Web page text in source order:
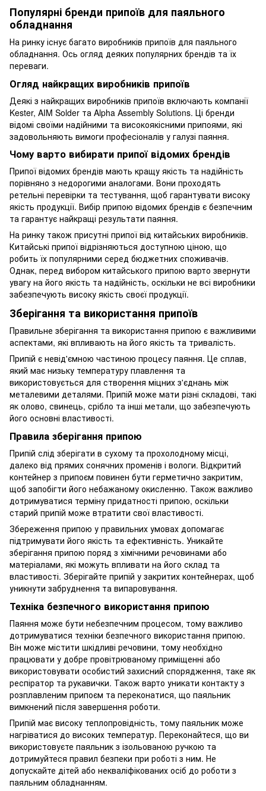
Популярні бренди припоїв для паяльного
обладнання
На ринку існує багато виробників припоїв для паяльного
обладнання. Ось огляд деяких популярних брендів та їх
переваги.
Огляд найкращих виробників припоїв
Деякі з найкращих виробників припоїв включають компанії
Kester, AIM Solder та Alpha Assembly Solutions. Ці бренди
відомі своїми надійними та високоякісними припоями, які
задовольняють вимоги професіоналів у галузі паяння.
Чому варто вибирати припої відомих брендів
Припої відомих брендів мають кращу якість та надійність
порівняно з недорогими аналогами. Вони проходять
ретельні перевірки та тестування, щоб гарантувати високу
якість продукції. Вибір припою відомих брендів є безпечним
та гарантує найкращі результати паяння.
На ринку також присутні припої від китайських виробників.
Китайські припої відрізняються доступною ціною, що
робить їх популярними серед бюджетних споживачів.
Однак, перед вибором китайського припою варто звернути
увагу на його якість та надійність, оскільки не всі виробники
забезпечують високу якість своєї продукції.
Зберігання та використання припоїв
Правильне зберігання та використання припою є важливими
аспектами, які впливають на його якість та тривалість.
Припій є невід'ємною частиною процесу паяння. Це сплав,
який має низьку температуру плавлення та
використовується для створення міцних з'єднань між
металевими деталями. Припій може мати різні складові, такі
як олово, свинець, срібло та інші метали, що забезпечують
його основні властивості.
Правила зберігання припою
Припій слід зберігати в сухому та прохолодному місці,
далеко від прямих сонячних променів і вологи. Відкритий
контейнер з припоєм повинен бути герметично закритим,
щоб запобігти його небажаному окисленню. Також важливо
дотримуватися терміну придатності припою, оскільки
старий припій може втратити свої властивості.
Збереження припою у правильних умовах допомагає
підтримувати його якість та ефективність. Уникайте
зберігання припою поряд з хімічними речовинами або
матеріалами, які можуть впливати на його склад та
властивості. Зберігайте припій у закритих контейнерах, щоб
уникнути забруднення та випаровування.
Техніка безпечного використання припою
Паяння може бути небезпечним процесом, тому важливо
дотримуватися техніки безпечного використання припою.
Він може містити шкідливі речовини, тому необхідно
працювати у добре провітрюваному приміщенні або
використовувати особистий захисний спорядження, таке як
респіратор та рукавички. Також варто уникати контакту з
розплавленим припоєм та переконатися, що паяльник
вимкнений після завершення роботи.
Припій має високу теплопровідність, тому паяльник може
нагріватися до високих температур. Переконайтеся, що ви
використовуєте паяльник з ізольованою ручкою та
дотримуйтеся правил безпеки при роботі з ним. Не
допускайте дітей або некваліфікованих осіб до роботи з
паяльним обладнанням.